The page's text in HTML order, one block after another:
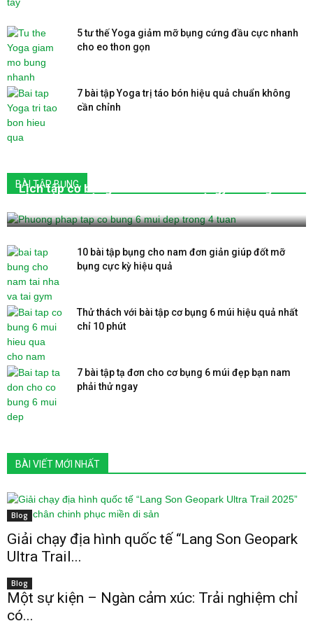
5 tư thế Yoga giảm mỡ bụng cứng đầu cực nhanh
cho eo thon gọn
7 bài tập Yoga trị táo bón hiệu quả chuẩn không
cần chỉnh
BÀI TẬP BỤNG
Lịch tập cơ bụng 6 múi cho nam tại gym trong 4
10 bài tập bụng cho nam đơn giản giúp đốt mỡ
bụng cực kỳ hiệu quả
Thử thách với bài tập cơ bụng 6 múi hiệu quả nhất
chỉ 10 phút
7 bài tập tạ đơn cho cơ bụng 6 múi đẹp bạn nam
phải thử ngay
mail order brides
BÀI VIẾT MỚI NHẤT
Blog
Giải chạy địa hình quốc tế “Lang Son Geopark
Ultra Trail...
Blog
Một sự kiện – Ngàn cảm xúc: Trải nghiệm chỉ
có...